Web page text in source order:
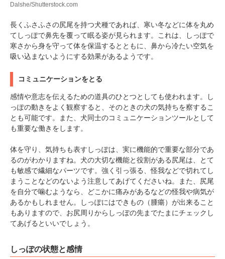
Dalshe/Shutterstock.com
長くふさふさの尻尾を持つ犬種であれば、寒い冬などに体を丸め
てしっぽで鼻先を覆って眠る姿が見られます。これは、しっぽで
寒さから身を守って体を保温するとともに、鼻から冷たい空気を
吸い込まないようにする効果があるようです。
コミュニケーションをとる
感情や意志を伝えるための道具のひとつとしても使われます。し
っぽの動きをよく観察すると、そのときの犬の気持ちを察するこ
とも可能です。また、犬同士のコミュニケーションツールとして
も重要な働きをします。
体を守り、気持ちも表すしっぽは、実に機能的で重要な部分であ
るのがわかりますね。犬の大切な機能と役割がある尻尾は、とて
も敏感で繊細なパーツです。強く引っ張る、怪我などで切れてし
まうことなどのないよう注意してあげてくださいね。また、尻尾
を自分で噛むようなら、どこかに痛みがあるなどの怪我や病気が
あるかもしれません。しっぽにはできもの（腫瘍）が出来ること
もありますので、お尻周りからしっぽの先までたまにチェックし
てあげるといいでしょう。
しっぽの状態と感情